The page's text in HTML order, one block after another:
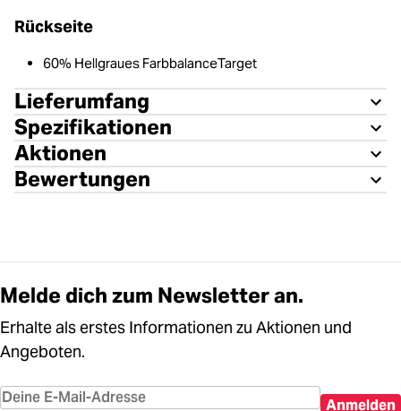
Rückseite
60% Hellgraues FarbbalanceTarget
Lieferumfang
Spezifikationen
Aktionen
Bewertungen
Melde dich zum Newsletter an.
Erhalte als erstes Informationen zu Aktionen und
Angeboten.
Anmelden